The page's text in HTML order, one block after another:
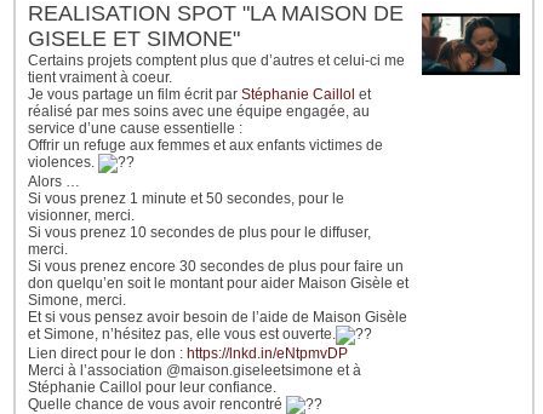
REALISATION SPOT "LA MAISON DE
GISELE ET SIMONE"
Certains projets comptent plus que d’autres et celui-ci me
tient vraiment à coeur.
Je vous partage un film écrit parStéphanie Caillol et
réalisé par mes soins avec une équipe engagée, au
service d’une cause essentielle :
Offrir un refuge aux femmes et aux enfants victimes de
violences.
Alors …
Si vous prenez 1 minute et 50 secondes, pour le
visionner, merci.
Si vous prenez 10 secondes de plus pour le diffuser,
merci.
Si vous prenez encore 30 secondes de plus pour faire un
don quelqu’en soit le montant pour aider Maison Gisèle et
Simone, merci.
Et si vous pensez avoir besoin de l’aide de Maison Gisèle
et Simone, n’hésitez pas, elle vous est ouverte.
Lien direct pour le don : https://lnkd.in/eNtpmvDP
Merci à l’association @maison.giseleetsimone et à
Stéphanie Caillol pour leur confiance.
Quelle chance de vous avoir rencontré